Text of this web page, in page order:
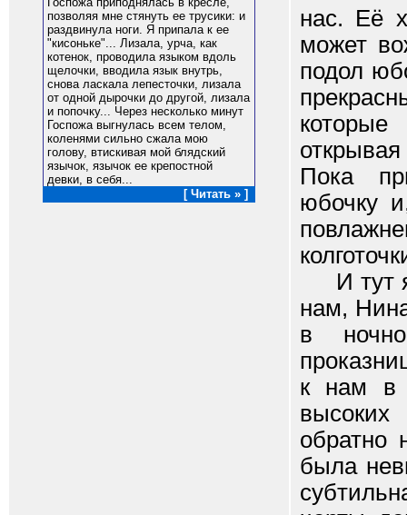
позволяя мне стянуть ее трусики: и
раздвинула ноги. Я припала к ее
"кисоньке"... Лизала, урча, как
котенок, проводила языком вдоль
щелочки, вводила язык внутрь,
снова ласкала лепесточки, лизала
от одной дырочки до другой, лизала
и попочку... Через несколько минут
Госпожа выгнулась всем телом,
коленями сильно сжала мою
голову, втискивая мой блядский
язычок, язычок ее крепостной
девки, в себя...
[ Читать » ]
нас. Её
может
подол
Пока
юбочку
И тут я
нам,
в
к нам в
обратно
была